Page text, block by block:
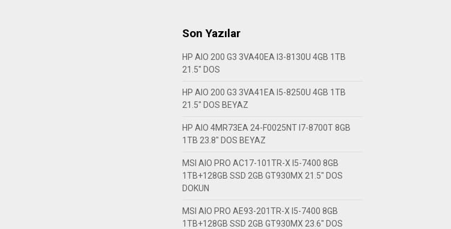
Son Yazılar
HP AIO 200 G3 3VA40EA I3-8130U 4GB 1TB
21.5″ DOS
HP AIO 200 G3 3VA41EA I5-8250U 4GB 1TB
21.5″ DOS BEYAZ
HP AIO 4MR73EA 24-F0025NT I7-8700T 8GB
1TB 23.8″ DOS BEYAZ
MSI AIO PRO AC17-101TR-X I5-7400 8GB
1TB+128GB SSD 2GB GT930MX 21.5″ DOS
DOKUN
MSI AIO PRO AE93-201TR-X I5-7400 8GB
1TB+128GB SSD 2GB GT930MX 23.6″ DOS